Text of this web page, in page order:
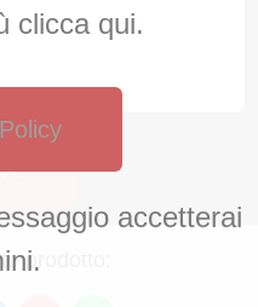
prodotto:
clicca qui.
accetterai